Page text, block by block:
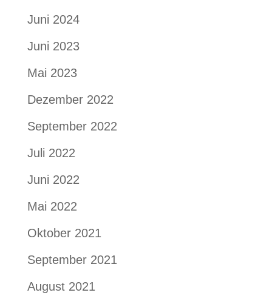
Juni 2024
Juni 2023
Mai 2023
Dezember 2022
September 2022
Juli 2022
Juni 2022
Mai 2022
Oktober 2021
September 2021
August 2021